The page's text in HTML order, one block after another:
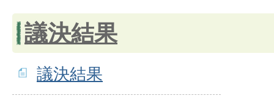
議決結果
議決結果